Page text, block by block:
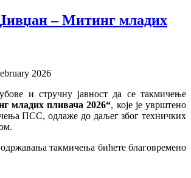
– Митинг младих
2026
и стручну јавност да се такмичење
младих пливача 2026“, које је уврштено
ПСС, одлаже до даљег због техничких
такмичења бићете благовремено